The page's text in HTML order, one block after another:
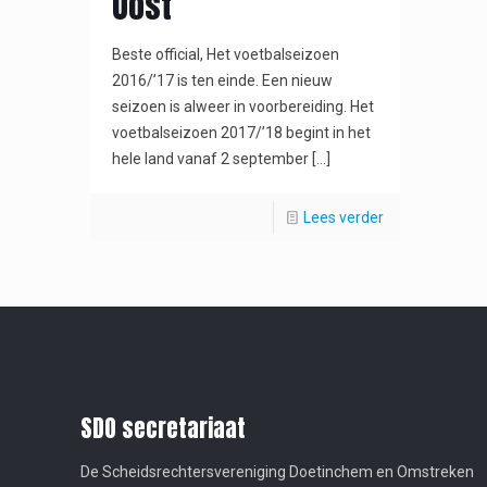
Beste official, Het voetbalseizoen
2016/’17 is ten einde. Een nieuw
seizoen is alweer in voorbereiding. Het
voetbalseizoen 2017/’18 begint in het
hele land vanaf 2 september […]
Lees verder
SDO secretariaat
De Scheidsrechtersvereniging Doetinchem en Omstreken